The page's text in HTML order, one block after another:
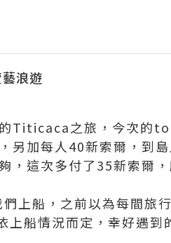
浪遊
Titicaca之旅，今次的
另加每人40新索爾，到
，這次多付了35新索爾
上船，之前以為每間旅
上船情況而定，幸好遇